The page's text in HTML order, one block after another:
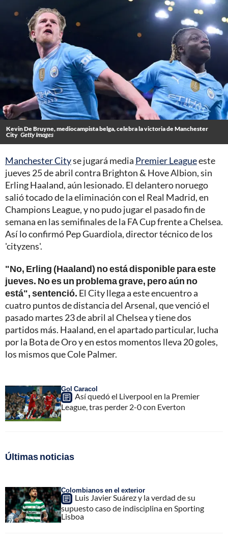
Kevin De Bruyne, mediocampista belga, celebra la victoria de Manchester
City Getty Images
Manchester Cityse jugará media Premier Leagueeste
jueves 25 de abril contra Brighton & Hove Albion, sin
Erling Haaland, aún lesionado. El delantero noruego
salió tocado de la eliminación con el Real Madrid, en
Champions League, y no pudo jugar el pasado fin de
semana en las semifinales de la FA Cup frente a Chelsea.
Así lo confirmó Pep Guardiola, director técnico de los
'cityzens'.
"No, Erling (Haaland) no está disponible para este
jueves. No es un problema grave, pero aún no
está", sentenció. El City llega a este encuentro a
cuatro puntos de distancia del Arsenal, que venció el
pasado martes 23 de abril al Chelsea y tiene dos
partidos más. Haaland, en el apartado particular, lucha
por la Bota de Oro y en estos momentos lleva 20 goles,
los mismos que Cole Palmer.
Gol Caracol
Así quedó el Liverpool en la Premier
League, tras perder 2-0 con Everton
Últimas noticias
Colombianos en el exterior
Luis Javier Suárez y la verdad de su
supuesto caso de indisciplina en Sporting
Lisboa